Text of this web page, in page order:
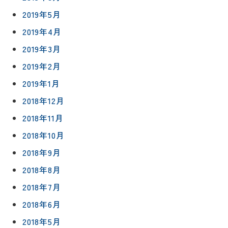
2019年5月
2019年4月
2019年3月
2019年2月
2019年1月
2018年12月
2018年11月
2018年10月
2018年9月
2018年8月
2018年7月
2018年6月
2018年5月